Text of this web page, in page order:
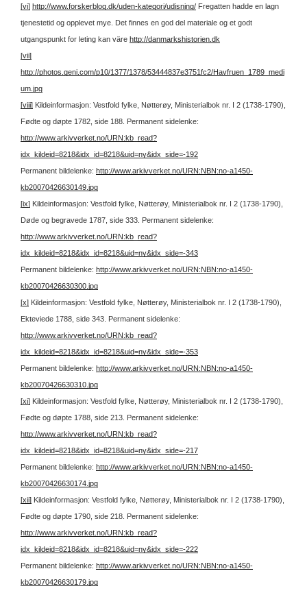
[vi] http://www.forskerblog.dk/uden-kategori/udisning/ Fregatten hadde en lagn
tjenestetid og opplevet mye. Det finnes en god del materiale og et godt
utgangspunkt for leting kan väre http://danmarkshistorien.dk
[vii]
http://photos.geni.com/p10/1377/1378/53444837e3751fc2/Havfruen_1789_medi
um.jpg
[viii] Kildeinformasjon: Vestfold fylke, Nøtterøy, Ministerialbok nr. I 2 (1738-1790),
Fødte og døpte 1782, side 188. Permanent sidelenke:
http://www.arkivverket.no/URN:kb_read?
idx_kildeid=8218&idx_id=8218&uid=ny&idx_side=-192
Permanent bildelenke: http://www.arkivverket.no/URN:NBN:no-a1450-
kb20070426630149.jpg
[ix] Kildeinformasjon: Vestfold fylke, Nøtterøy, Ministerialbok nr. I 2 (1738-1790),
Døde og begravede 1787, side 333. Permanent sidelenke:
http://www.arkivverket.no/URN:kb_read?
idx_kildeid=8218&idx_id=8218&uid=ny&idx_side=-343
Permanent bildelenke: http://www.arkivverket.no/URN:NBN:no-a1450-
kb20070426630300.jpg
[x] Kildeinformasjon: Vestfold fylke, Nøtterøy, Ministerialbok nr. I 2 (1738-1790),
Ekteviede 1788, side 343. Permanent sidelenke:
http://www.arkivverket.no/URN:kb_read?
idx_kildeid=8218&idx_id=8218&uid=ny&idx_side=-353
Permanent bildelenke: http://www.arkivverket.no/URN:NBN:no-a1450-
kb20070426630310.jpg
[xi] Kildeinformasjon: Vestfold fylke, Nøtterøy, Ministerialbok nr. I 2 (1738-1790),
Fødte og døpte 1788, side 213. Permanent sidelenke:
http://www.arkivverket.no/URN:kb_read?
idx_kildeid=8218&idx_id=8218&uid=ny&idx_side=-217
Permanent bildelenke: http://www.arkivverket.no/URN:NBN:no-a1450-
kb20070426630174.jpg
[xii] Kildeinformasjon: Vestfold fylke, Nøtterøy, Ministerialbok nr. I 2 (1738-1790),
Fødte og døpte 1790, side 218. Permanent sidelenke:
http://www.arkivverket.no/URN:kb_read?
idx_kildeid=8218&idx_id=8218&uid=ny&idx_side=-222
Permanent bildelenke: http://www.arkivverket.no/URN:NBN:no-a1450-
kb20070426630179.jpg